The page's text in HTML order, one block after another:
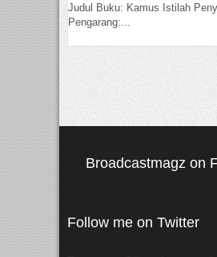
Judul Buku: Kamus Istilah
Pengarang:...
Broadcastmagz on
Follow me on Twitter